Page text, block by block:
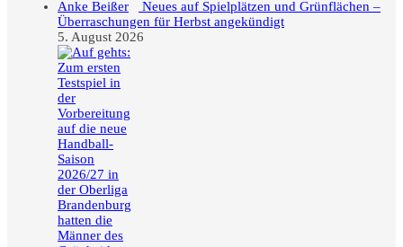
Neues auf Spielplätzen und Grünflächen –
Überraschungen für Herbst angekündigt
5. August 2026